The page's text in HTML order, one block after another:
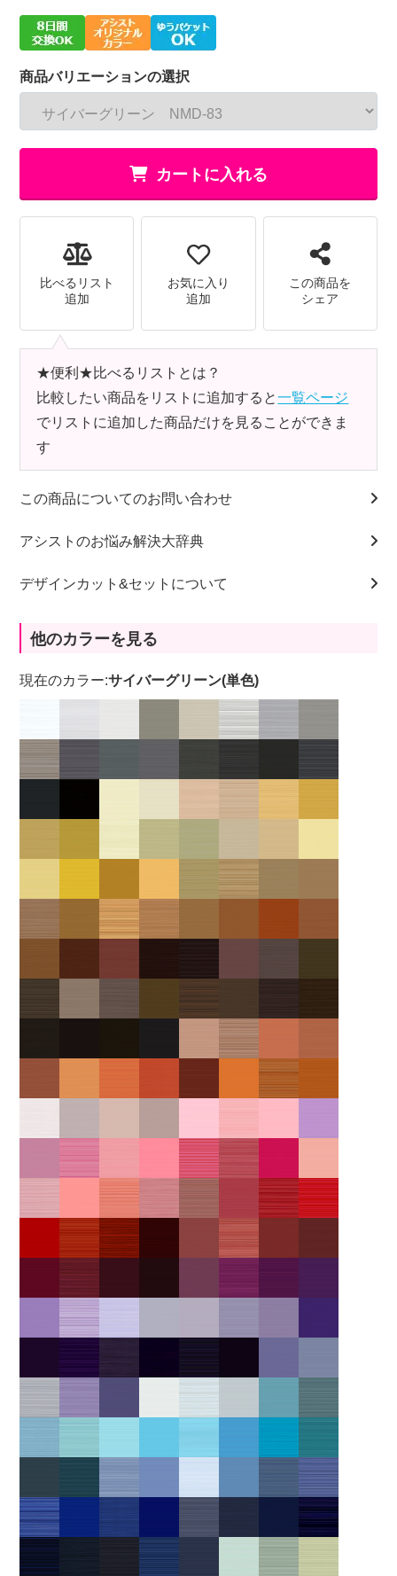
商品バリエーションの選択
カートに入れる
比べるリスト
追加
お気に入り
追加
この商品を
シェア
★便利★比べるリストとは？
比較したい商品をリストに追加すると一覧ページ
でリストに追加した商品だけを見ることができま
す
この商品についてのお問い合わせ
アシストのお悩み解決大辞典
デザインカット&セットについて
他のカラーを見る
現在のカラー:サイバーグリーン(単色)